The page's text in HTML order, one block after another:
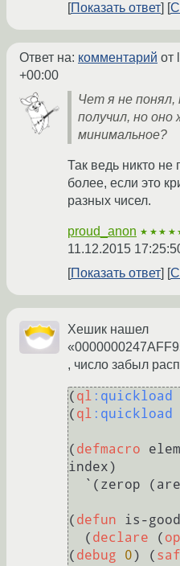
Показать ответ
Ответ на: комментарий от
+00:00
Чет я не понял,
получил, но оно
минимальное?
Так ведь никто
более, если это
разных чисел.
proud_anon
11.12.2015
Показать ответ
Хешик нашел
, число забыл
( ql :quickload
( ql :quickload
( defmacro
index)
( defun is-
  (
declare (
( debug 0) (